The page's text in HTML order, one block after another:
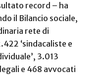
record – ha
il Bilancio sociale,
rete di
‘sindacaliste e
3.013
e 468 avvocati